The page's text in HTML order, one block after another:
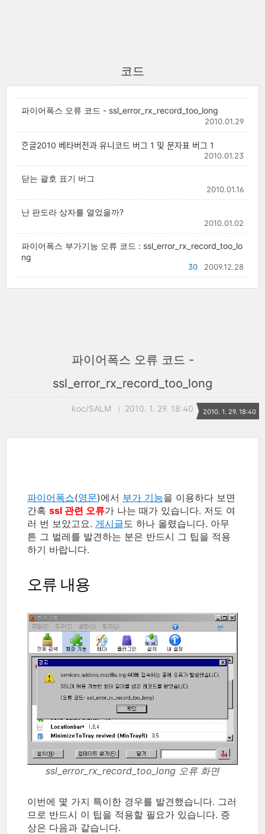
코드
파이어폭스 오류 코드 - ssl_error_rx_record_too_long
2010.01.29
ᄒᆞᆫ글2010 베타버전과 유니코드 버그 1 및 문자표 버그 1
2010.01.23
닫는 괄호 표기 버그
2010.01.16
난 판도라 상자를 열었을까?
2010.01.02
파이어폭스 부가기능 오류 코드 : ssl_error_rx_record_too_lo
ng
2009.12.28
30
파이어폭스 오류 코드 -
ssl_error_rx_record_too_long
koc/SALM 2010. 1. 29. 18:40 2010. 1. 29. 18:40
파이어폭스(영문)에서 부가 기능을 이용하다 보면
간혹 ssl 관련 오류가 나는 때가 있습니다. 저도 여
러 번 보았고요. 게시글도 하나 올렸습니다. 아무
튼 그 벌레를 발견하는 분은 반드시 그 팁을 적용
하기 바랍니다.
오류 내용
ssl_error_rx_record_too_long 오류 화면
이번에 몇 가지 특이한 경우를 발견했습니다. 그러
므로 반드시 이 팁을 적용할 필요가 있습니다. 증
상은 다음과 같습니다.